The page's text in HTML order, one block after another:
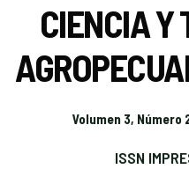
CIENCIA Y
Volumen 3, Número
ISSN